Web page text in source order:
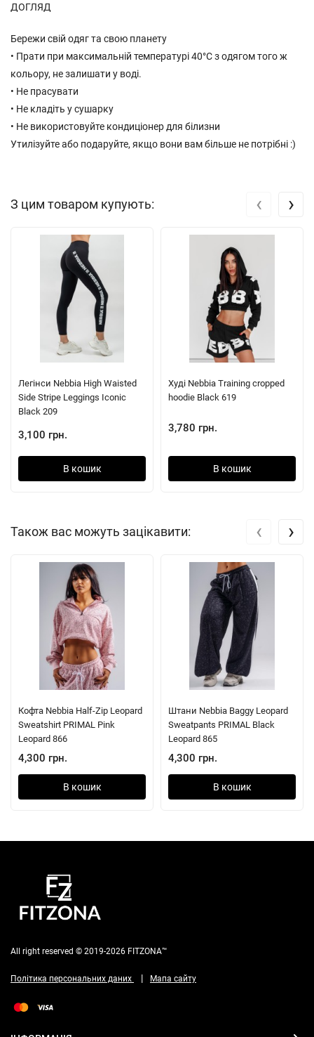
ДОГЛЯД
Бережи свій одяг та свою планету
• Прати при максимальній температурі 40°С з одягом того ж
кольору, не залишати у воді.
• Не прасувати
• Не кладіть у сушарку
• Не використовуйте кондиціонер для білизни
Утилізуйте або подаруйте, якщо вони вам більше не потрібні :)
З цим товаром купують:
Легінси Nebbia High Waisted
Side Stripe Leggings Iconic
Black 209
3,100 грн.
В кошик
Худі Nebbia Training cropped
hoodie Black 619
3,780 грн.
В кошик
‹ ›
Також вас можуть зацікавити:
Кофта Nebbia Half-Zip Leopard
Sweatshirt PRIMAL Pink
Leopard 866
4,300 грн.
В кошик
Штани Nebbia Baggy Leopard
Sweatpants PRIMAL Black
Leopard 865
4,300 грн.
В кошик
‹ ›
All right reserved © 2019-2026 FITZONA™
Політика персональних даних | Мапа сайту